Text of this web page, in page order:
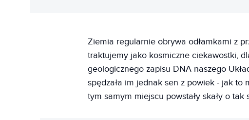
Ziemia regularnie obrywa odłamkami z
traktujemy jako kosmiczne ciekawostki,
geologicznego zapisu DNA naszego
spędzała im jednak sen z powiek - jak
tym samym miejscu powstały skały o tak